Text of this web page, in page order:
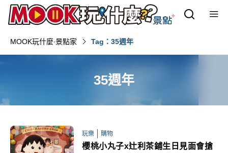
MOOK玩什麼‧景點家 Tag：35週年
35週年
玩樂 購物
櫻桃小丸子x辻利茶鋪生日見面會搶